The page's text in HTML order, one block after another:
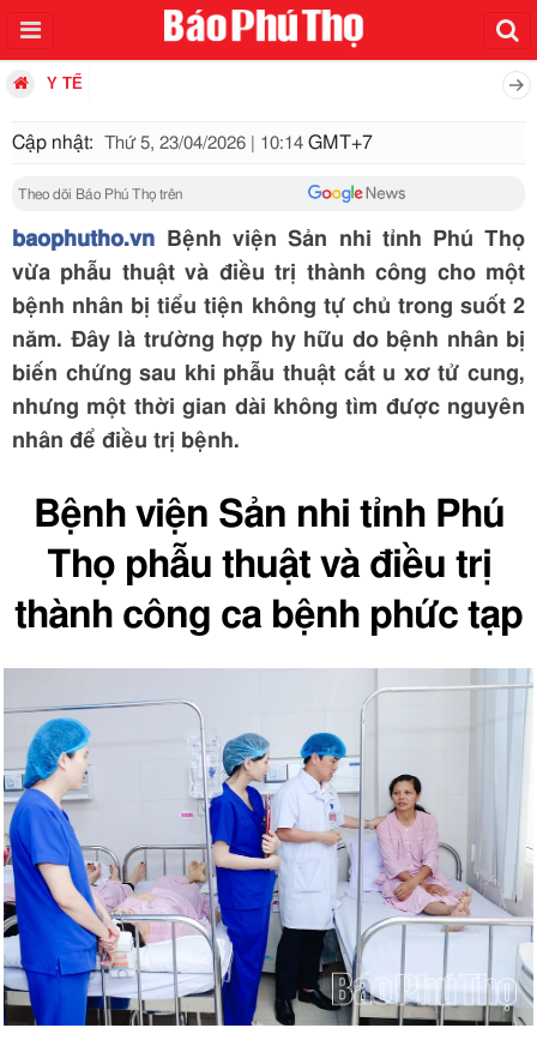
Y TẾ
Cập nhật: Thứ 5, 23/04/2026 | 10:14 GMT+7
Theo dõi Báo Phú Thọ trên
baophutho.vn Bệnh viện Sản nhi tỉnh Phú Thọ
vừa phẫu thuật và điều trị thành công cho một
bệnh nhân bị tiểu tiện không tự chủ trong suốt 2
năm. Đây là trường hợp hy hữu do bệnh nhân bị
biến chứng sau khi phẫu thuật cắt u xơ tử cung,
nhưng một thời gian dài không tìm được nguyên
nhân để điều trị bệnh.
Bệnh viện Sản nhi tỉnh Phú
Thọ phẫu thuật và điều trị
thành công ca bệnh phức tạp